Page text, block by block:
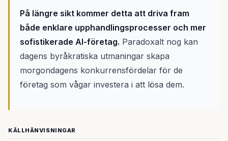
På längre sikt kommer detta att driva fram
både enklare upphandlingsprocesser och mer
sofistikerade AI-företag. Paradoxalt nog kan
dagens byråkratiska utmaningar skapa
morgondagens konkurrensfördelar för de
företag som vågar investera i att lösa dem.
KÄLLHÄNVISNINGAR